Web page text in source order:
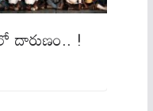
దారుణం.. !